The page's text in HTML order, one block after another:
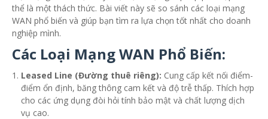
thể là một thách thức. Bài viết này sẽ so sánh các loại mạng
WAN phổ biến và giúp bạn tìm ra lựa chọn tốt nhất cho doanh
nghiệp mình.
Các Loại Mạng WAN Phổ Biến:
Leased Line (Đường thuê riêng): Cung cấp kết nối điểm-
điểm ổn định, băng thông cam kết và độ trễ thấp. Thích hợp
cho các ứng dụng đòi hỏi tính bảo mật và chất lượng dịch
vụ cao.